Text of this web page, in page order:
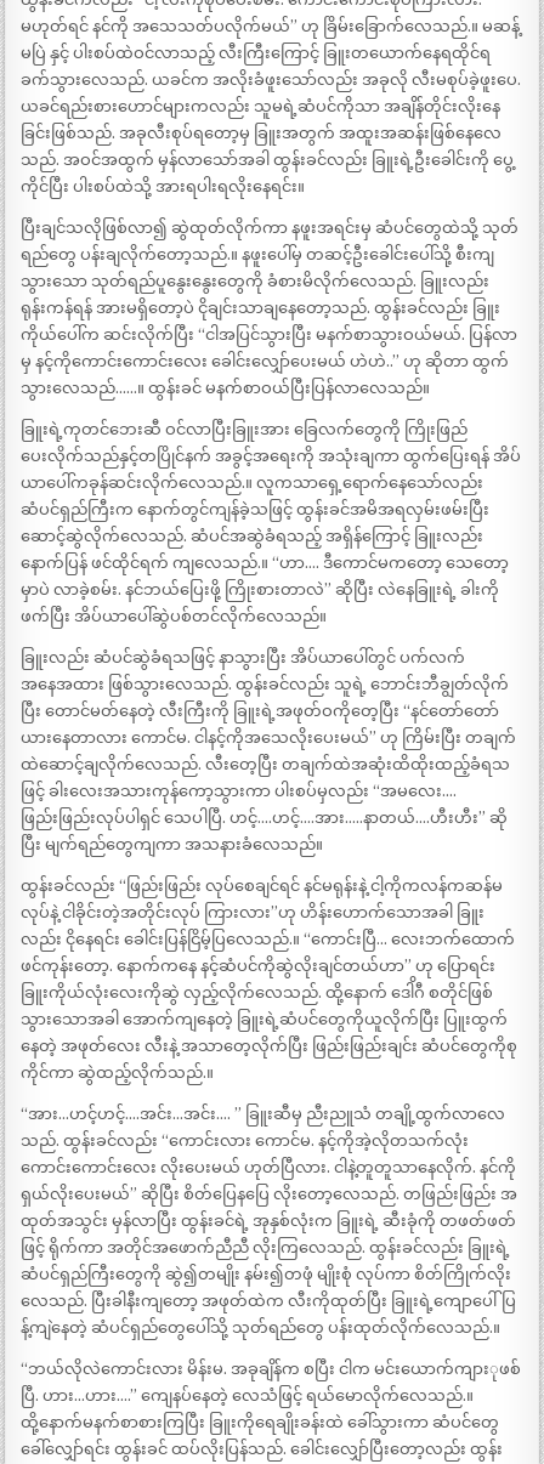
မဟုတ်ရင် နင်ကို အသေသတ်ပလိုက်မယ်” ဟု ခြိမ်းခြောက်လေသည်.။ မဆန့်
မပြဲ နှင့် ပါးစပ်ထဲဝင်လာသည့် လီးကြီးကြောင့် ခြူးတယောက်နေရထိုင်ရ
ခက်သွားလေသည်. ယခင်က အလိုးခံဖူးသော်လည်း အခုလို လီးမစုပ်ခဲ့ဖူးပေ.
ယခင်ရည်းစားဟောင်များကလည်း သူမရဲ့ဆံပင်ကိုသာ အချိန်တိုင်းလိုးနေ
ခြင်းဖြစ်သည်. အခုလီးစုပ်ရတော့မှ ခြူးအတွက် အထူးအဆန်းဖြစ်နေလေ
သည်. အဝင်အထွက် မှန်လာသော်အခါ ထွန်းခင်လည်း ခြူးရဲ့ဦးခေါင်းကို ပွေ့
ကိုင်ပြီး ပါးစပ်ထဲသို့ အားရပါးရလိုးနေရင်း။
ပြီးချင်သလိုဖြစ်လာ၍ ဆွဲထုတ်လိုက်ကာ နဖူးအရင်းမှ ဆံပင်တွေထဲသို့ သုတ်
ရည်တွေ ပန်းချလိုက်တော့သည်.။ နဖူးပေါ်မှ တဆင့်ဦးခေါင်းပေါ်သို့ စီးကျ
သွားသော သုတ်ရည်ပူနွေးနွေးတွေကို ခံစားမိလိုက်လေသည်. ခြူးလည်း
ရုန်းကန်ရန် အားမရှိတော့ပဲ ငိုချင်းသာချနေတော့သည်. ထွန်းခင်လည်း ခြူး
ကိုယ်ပေါ်က ဆင်းလိုက်ပြီး “ငါအပြင်သွားပြီး မနက်စာသွားဝယ်မယ်. ပြန်လာ
မှ နင့်ကိုကောင်းကောင်းလေး ခေါင်းလျှော်ပေးမယ် ဟဲဟဲ..” ဟု ဆိုတာ ထွက်
သွားလေသည်……။ ထွန်းခင် မနက်စာဝယ်ပြီးပြန်လာလေသည်။
ခြူးရဲ့ကုတင်ဘေးဆီ ဝင်လာပြီးခြူးအား ခြေလက်တွေကို ကြိုးဖြည်
ပေးလိုက်သည်နှင့်တပြိုင်နက် အခွင့်အရေးကို အသုံးချကာ ထွက်ပြေးရန် အိပ်
ယာပေါ်ကခုန်ဆင်းလိုက်လေသည်.။ လူကသာရှေ့ရောက်နေသော်လည်း
ဆံပင်ရှည်ကြီးက နောက်တွင်ကျန်ခဲ့သဖြင့် ထွန်းခင်အမိအရလှမ်းဖမ်းပြီး
ဆောင့်ဆွဲလိုက်လေသည်. ဆံပင်အဆွဲခံရသည့် အရှိန်ကြောင့် ခြူးလည်း
နောက်ပြန် ဖင်ထိုင်ရက် ကျလေသည်.။ “ဟာ…. ဒီကောင်မကတော့ သေတော့
မှာပဲ လာခဲ့စမ်း. နင်ဘယ်ပြေးဖို့ ကြိုးစားတာလဲ” ဆိုပြီး လဲနေခြူးရဲ့ ခါးကို
ဖက်ပြီး အိပ်ယာပေါ်ဆွဲပစ်တင်လိုက်လေသည်။
ခြူးလည်း ဆံပင်ဆွဲခံရသဖြင့် နာသွားပြီး အိပ်ယာပေါ်တွင် ပက်လက်
အနေအထား ဖြစ်သွားလေသည်. ထွန်းခင်လည်း သူရဲ့ ဘောင်းဘီချွတ်လိုက်
ပြီး တောင်မတ်နေတဲ့ လီးကြီးကို ခြူးရဲ့အဖုတ်ဝကိုတေ့ပြီး “နင်တော်တော်
ယားနေတာလား ကောင်မ. ငါနင့်ကိုအသေလိုးပေးမယ်” ဟု ကြိမ်းပြီး တချက်
ထဲဆောင့်ချလိုက်လေသည်. လီးတေ့ပြီး တချက်ထဲအဆုံးထိထိုးထည့်ခံရသ
ဖြင့် ခါးလေးအသားကုန်ကော့သွားကာ ပါးစပ်မှလည်း “အမလေး….
ဖြည်းဖြည်းလုပ်ပါရှင် သေပါပြီ. ဟင့်….ဟင့်….အား…..နာတယ်….ဟီးဟီး” ဆို
ပြီး မျက်ရည်တွေကျကာ အသနားခံလေသည်။
ထွန်းခင်လည်း “ဖြည်းဖြည်း လုပ်စေချင်ရင် နင်မရုန်းနဲ့ ငါ့ကိုကလန်ကဆန်မ
လုပ်နဲ့ ငါခိုင်းတဲ့အတိုင်းလုပ် ကြားလား”ဟု ဟိန်းဟောက်သောအခါ ခြူး
လည်း ငိုနေရင်း ခေါင်းပြန်ငြိမ့်ပြလေသည်.။ “ကောင်းပြီ… လေးဘက်ထောက်
ဖင်ကုန်းတော့. နောက်ကနေ နင့်ဆံပင်ကိုဆွဲလိုးချင်တယ်ဟာ” ဟု ပြောရင်း
ခြူးကိုယ်လုံးလေးကိုဆွဲ လှည့်လိုက်လေသည်. ထို့နောက် ဒေါိဂီ စတိုင်ဖြစ်
သွားသောအခါ အောက်ကျနေတဲ့ ခြူးရဲ့ဆံပင်တွေကိုယူလိုက်ပြီး ပြူးထွက်
နေတဲ့ အဖုတ်လေး လီးနဲ့ အသာတေ့လိုက်ပြီး ဖြည်းဖြည်းချင်း ဆံပင်တွေကိုစု
ကိုင်ကာ ဆွဲထည့်လိုက်သည်.။
“အား…ဟင့်ဟင့်….အင်း…အင်း…. ” ခြူးဆီမှ ညီးညူသံ တချို့ထွက်လာလေ
သည်. ထွန်းခင်လည်း “ကောင်းလား ကောင်မ. နင့်ကိုအဲ့လိုတသက်လုံး
ကောင်းကောင်းလေး လိုးပေးမယ် ဟုတ်ပြီလား. ငါနဲ့တူတူသာနေလိုက်. နင်ကို
ရှယ်လိုးပေးမယ်” ဆိုပြီး စိတ်ပြေနပြေ လိုးတော့လေသည်. တဖြည်းဖြည်း အ
ထုတ်အသွင်း မှန်လာပြီး ထွန်းခင်ရဲ့ အုနှစ်လုံးက ခြူးရဲ့ ဆီးခုံကို တဖတ်ဖတ်
ဖြင့် ရိုက်ကာ အတိုင်အဖောက်ညီညီ လိုးကြလေသည်. ထွန်းခင်လည်း ခြူးရဲ့
ဆံပင်ရှည်ကြီးတွေကို ဆွဲ၍တမျိုး နမ်း၍တဖုံ မျိုးစုံ လုပ်ကာ စိတ်ကြိုက်လိုး
လေသည်. ပြီးခါနီးကျတော့ အဖုတ်ထဲက လီးကိုထုတ်ပြီး ခြူးရဲ့ကျောပေါ်ပြ
န့်ကျဲနေတဲ့ ဆံပင်ရှည်တွေပေါ်သို့ သုတ်ရည်တွေ ပန်းထုတ်လိုက်လေသည်.။
“ဘယ်လိုလဲကောင်းလား မိန်းမ. အခုချိန်က စပြီး ငါက မင်းယောက်ကျားုဖစ်
ပြီ. ဟား…ဟား….” ကျေနပ်နေတဲ့ လေသံဖြင့် ရယ်မောလိုက်လေသည်.။
ထို့နောက်မနက်စာစားကြပြီး ခြူးကိုရေချိုးခန်းထဲ ခေါ်သွားကာ ဆံပင်တွေ
ခေါ်လျှော်ရင်း ထွန်းခင် ထပ်လိုးပြန်သည်. ခေါင်းလျှော်ပြီးတော့လည်း ထွန်း